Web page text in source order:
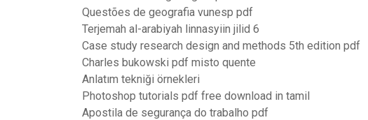
Questões de geografia vunesp pdf
Terjemah al-arabiyah linnasyiin jilid 6
Case study research design and methods 5th edition pdf
Charles bukowski pdf misto quente
Anlatım tekniği örnekleri
Photoshop tutorials pdf free download in tamil
Apostila de segurança do trabalho pdf